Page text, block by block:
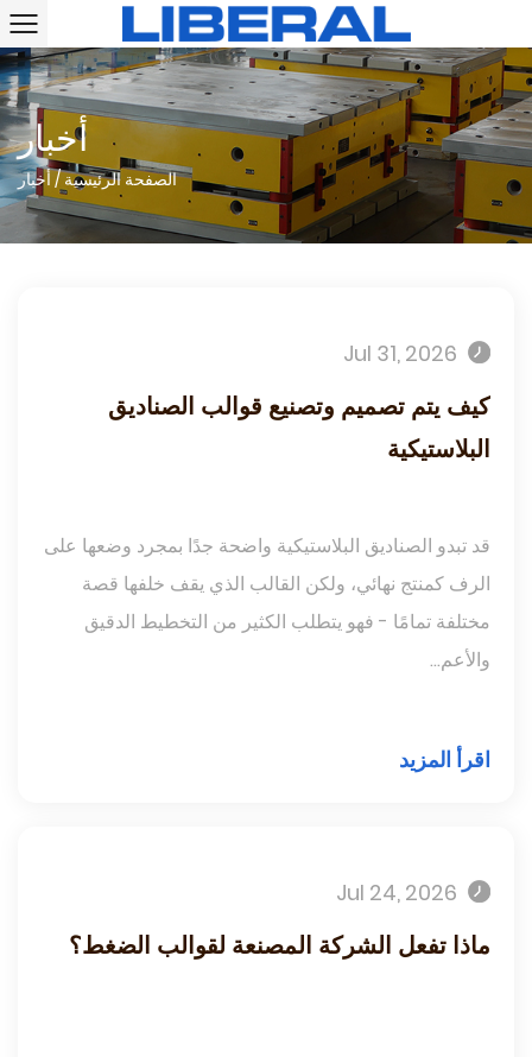
أخبار
الصفحة الرئيسية/أخبار
كيف يتم تصميم وتصنيع قوالب الصناديق
البلاستيكية
قد تبدو الصناديق البلاستيكية واضحة جدًا بمجرد وضعها على
الرف كمنتج نهائي، ولكن القالب الذي يقف خلفها قصة
مختلفة تمامًا - فهو يتطلب الكثير من التخطيط الدقيق
والأعم...
اقرأ المزيد
ماذا تفعل الشركة المصنعة لقوالب الضغط؟